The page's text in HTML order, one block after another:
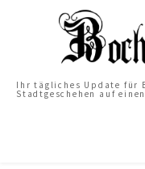
Ihr tägliches Update für
Stadtgeschehen auf